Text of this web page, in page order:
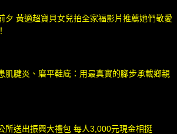
夕 黃適超寶貝女兒拍全家福影片推薦她們敬愛
肌腱炎、磨平鞋底：用最真實的腳步承載鄉親
所送出振興大禮包 每人3,000元現金相挺